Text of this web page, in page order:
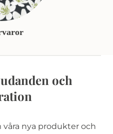
och
nya produkter och